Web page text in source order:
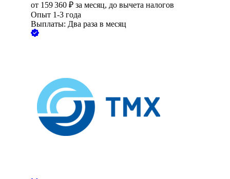
от 159 360 ₽ за месяц, до вычета налогов
Опыт 1-3 года
Выплаты: Два раза в месяц